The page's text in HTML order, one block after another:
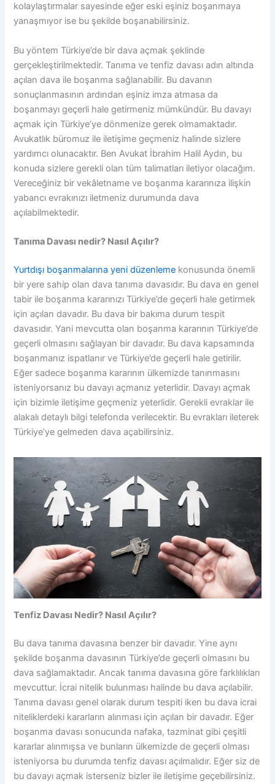
kolaylaştırmalar sayesinde eğer eski eşiniz boşanmaya
yanaşmıyor ise bu şekilde boşanabilirsiniz.
Bu yöntem Türkiye’de bir dava açmak şeklinde
gerçekleştirilmektedir. Tanıma ve tenfiz davası adın altında
açılan dava ile boşanma sağlanabilir. Bu davanın
sonuçlanmasının ardından eşiniz imza atmasa da
boşanmayı geçerli hale getirmeniz mümkündür. Bu davayı
açmak için Türkiye’ye dönmenize gerek olmamaktadır.
Avukatlık büromuz ile iletişime geçmeniz halinde sizlere
yardımcı olunacaktır. Ben Avukat İbrahim Halil Aydın, bu
konuda sizlere gerekli olan tüm talimatları iletiyor olacağım.
Vereceğiniz bir vekâletname ve boşanma kararınıza ilişkin
yabancı evrakınızı iletmeniz durumunda dava
açılabilmektedir.
Tanıma Davası nedir? Nasıl Açılır?
Yurtdışı boşanmalarına yeni düzenleme konusunda önemli
bir yere sahip olan dava tanıma davasıdır. Bu dava en genel
tabir ile boşanma kararınızı Türkiye’de geçerli hale getirmek
için açılan davadır. Bu dava bir bakıma durum tespit
davasıdır. Yani mevcutta olan boşanma kararının Türkiye’de
geçerli olmasını sağlayan bir davadır. Bu dava kapsamında
boşanmanız ispatlanır ve Türkiye’de geçerli hale getirilir.
Eğer sadece boşanma kararının ülkemizde tanınmasını
isteniyorsanız bu davayı açmanız yeterlidir. Davayı açmak
için bizimle iletişime geçmeniz yeterlidir. Gerekli evraklar ile
alakalı detaylı bilgi telefonda verilecektir. Bu evrakları ileterek
Türkiye’ye gelmeden dava açabilirsiniz.
Tenfiz Davası Nedir? Nasıl Açılır?
Bu dava tanıma davasına benzer bir davadır. Yine aynı
şekilde boşanma davasının Türkiye’de geçerli olmasını bu
dava sağlamaktadır. Ancak tanıma davasına göre farklılıkları
mevcuttur. İcrai nitelik bulunması halinde bu dava açılabilir.
Tanıma davası genel olarak durum tespiti iken bu dava icrai
niteliklerdeki kararların alınması için açılan bir davadır. Eğer
boşanma davası sonucunda nafaka, tazminat gibi çeşitli
kararlar alınmışsa ve bunların ülkemizde de geçerli olması
isteniyorsa bu durumda tenfiz davası açılmalıdır. Eğer siz de
bu davayı açmak isterseniz bizler ile iletişime geçebilirsiniz.